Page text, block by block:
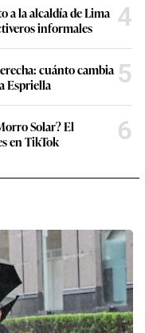
a la alcaldía de Lima
informales
4
cuánto cambia
Espriella
5
Solar? El
en TikTok
6